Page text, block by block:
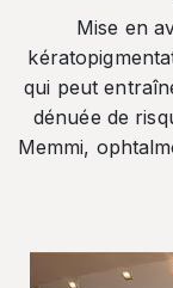
Mise en
qui peut
dénuée de
Memmi,